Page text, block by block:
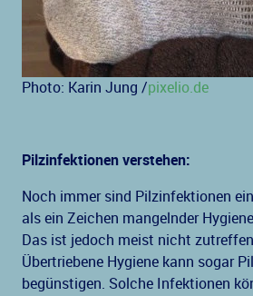
Photo: Karin Jung /pixelio.de
Pilzinfektionen verstehen:
Noch immer sind Pilzinfektionen
als ein Zeichen mangelnder
Das ist jedoch meist nicht
Übertriebene Hygiene kann sogar
begünstigen. Solche Infektionen